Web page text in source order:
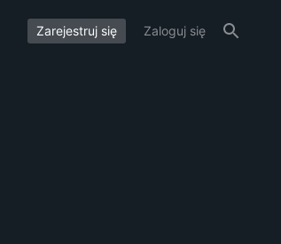
Zarejestruj się Zaloguj się